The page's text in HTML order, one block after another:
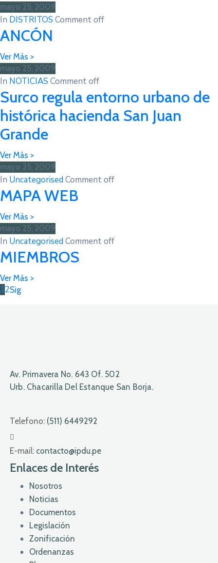
mayo 25, 2009
In DISTRITOS Comment off
ANCÓN
mayo 25, 2009
In NOTICIAS Comment off
Surco regula entorno urbano de
histórica hacienda San Juan
Grande
mayo 25, 2009
In UncategorisedComment off
MAPA WEB
mayo 25, 2009
In UncategorisedComment off
MIEMBROS
12Sig
Av. Primavera No. 643 Of. 502
Urb. Chacarilla Del Estanque San Borja.
Telefono: (511) 6449292
E-mail: contacto@ipdu.pe
Enlaces de Interés
Nosotros
Noticias
Documentos
Legislación
Zonificación
Ordenanzas